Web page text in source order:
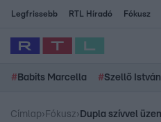
Legfrissebb RTL Híradó Fókusz
# Babits Marcella #Szellő István
Címlap› Fókusz›